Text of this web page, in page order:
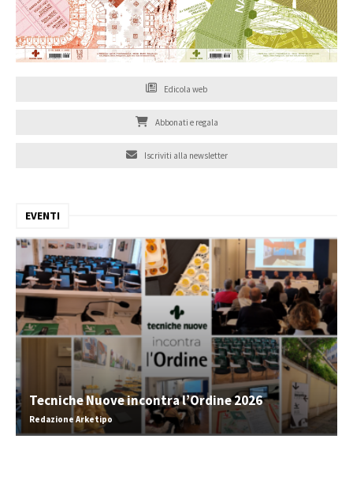
Edicola web
Abbonati e regala
Iscriviti alla newsletter
EVENTI
Tecniche Nuove incontra l’Ordine 2026
Redazione Arketipo